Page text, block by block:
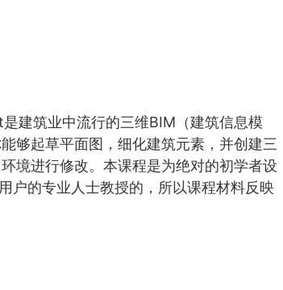
建筑业中流行的三维BIM（建筑信息模
够起草平面图，细化建筑元素，并创建三
境进行修改。本课程是为绝对的初学者设
户的专业人士教授的，所以课程材料反映